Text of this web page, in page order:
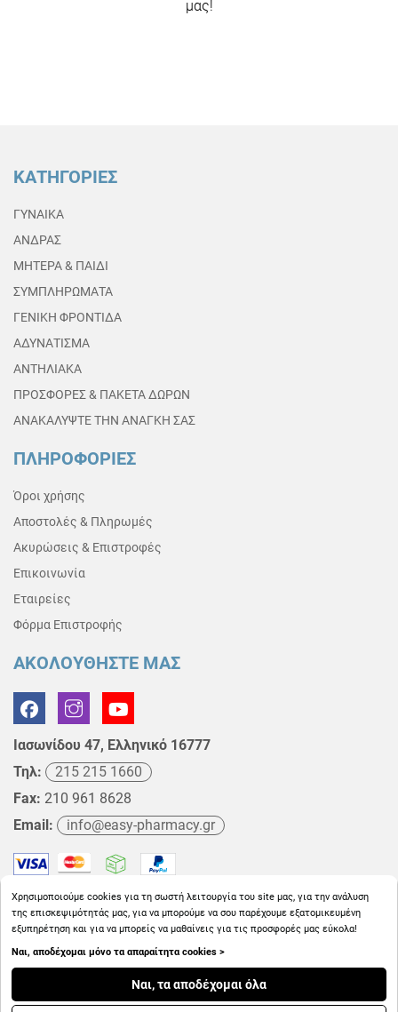
μας!
ΚΑΤΗΓΟΡΙΕΣ
ΓΥΝΑΙΚΑ
ΑΝΔΡΑΣ
ΜΗΤΕΡΑ & ΠΑΙΔΙ
ΣΥΜΠΛΗΡΩΜΑΤΑ
ΓΕΝΙΚΗ ΦΡΟΝΤΙΔΑ
ΑΔΥΝΑΤΙΣΜΑ
ΑΝΤΗΛΙΑΚΑ
ΠΡΟΣΦΟΡΕΣ & ΠΑΚΕΤΑ ΔΩΡΩΝ
ΑΝΑΚΑΛΥΨΤΕ ΤΗΝ ΑΝΑΓΚΗ ΣΑΣ
ΠΛΗΡΟΦΟΡΙΕΣ
Όροι χρήσης
Αποστολές & Πληρωμές
Ακυρώσεις & Επιστροφές
Επικοινωνία
Εταιρείες
Φόρμα Επιστροφής
ΑΚΟΛΟΥΘΗΣΤΕ ΜΑΣ
Ιασωνίδου 47, Ελληνικό 16777
Τηλ:
215 215 1660
Fax: 210 961 8628
Email:
info@easy-pharmacy.gr
Copyright © 2026EasyPharmacy.gr
Χρησιμοποιούμε cookies για τη σωστή λειτουργία του site μας, για την ανάλυση
της επισκεψιμότητάς μας, για να μπορούμε να σου παρέχουμε εξατομικευμένη
εξυπηρέτηση και για να μπορείς να μαθαίνεις για τις προσφορές μας εύκολα!
Ναι, αποδέχομαι μόνο τα απαραίτητα cookies >
Ναι, τα αποδέχομαι όλα